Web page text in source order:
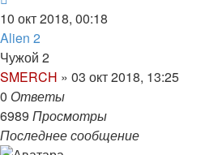
10 окт 2018, 00:18
Alien 2
Чужой 2
SMERCH » 03 окт 2018, 13:25
0 Ответы
6989 Просмотры
Последнее сообщение